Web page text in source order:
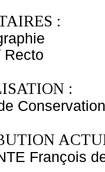
:
Recto
:
François